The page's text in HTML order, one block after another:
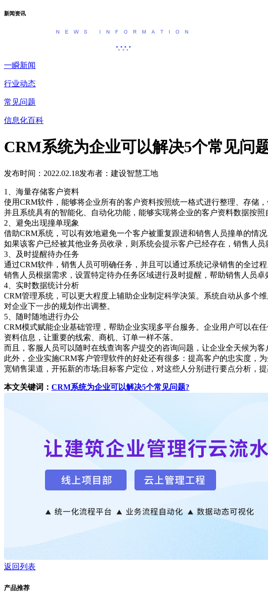
新闻资讯
一瞬新闻
行业动态
常见问题
信息化百科
CRM系统为企业可以解决5个常见问
发布时间：2022.02.18发布者：建设智慧工地
1、海量存储客户资料
使用CRM软件，能够将企业所有的客户资料按照统一格式进行整理、存储
并且系统具有的智能化、自动化功能，能够实现将企业的客户资料数据按
2、避免出现撞单现象
借助CRM系统，可以有效地避免一个客户被重复跟进和销售人员撞单的情
如果该客户已经被其他业务员收录，则系统会提示客户已经存在，销售人员
3、及时提醒待办任务
通过CRM软件，销售人员可明确任务，并且可以通过系统记录销售的全过程
销售人员根据需求，设置特定待办任务区域进行及时提醒，帮助销售人员
4、实时数据统计分析
CRM管理系统，可以更大程度上辅助企业制定科学决策。系统自动从多个
对企业下一步的规划作出调整。
5、随时随地进行办公
CRM模式赋能企业基础管理，帮助企业实现多平台服务。企业用户可以在
资料信息，让重要的线索、商机、订单一样不落。
而且，客服人员可以随时在线查询客户提交的咨询问题，让企业全天候为
此外，企业实施CRM客户管理软件的好处还有很多：提高客户的忠实度，
宽销售渠道，开拓新的市场;目标客户定位，对这些人分别进行要点分析，
本文关键词： CRM系统为企业可以解决5个常见问题?
返回列表
产品推荐